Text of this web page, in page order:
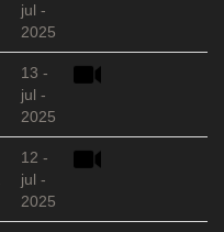
jul -
2025
13 -
jul -
2025
12 -
jul -
2025